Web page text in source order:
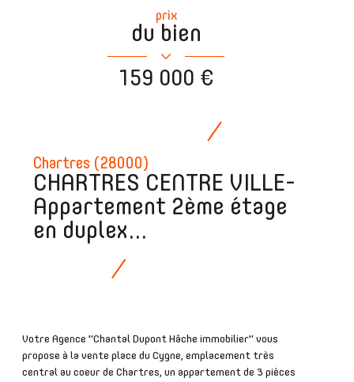
Chartres (28000)
CHARTRES CENTRE VILLE-
Appartement 2ème étage
en duplex...
Votre Agence "Chantal Dupont Hâche immobilier" vous
propose à la vente place du Cygne, emplacement très
central au coeur de Chartres, un appartement de 3 pièces
prix
du bien
159 000 €